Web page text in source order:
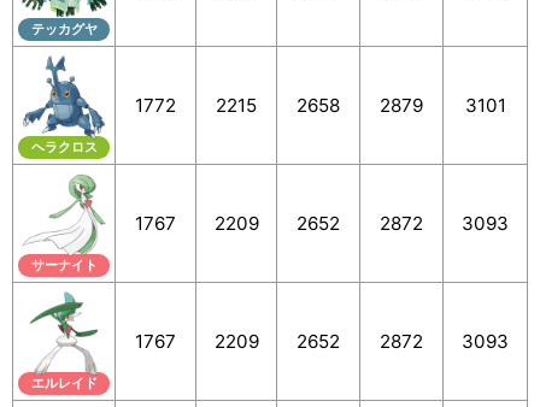
テッカグヤ
ヘラクロス
1772 2215 2658 2879 3101
サーナイト
1767 2209 2652 2872 3093
エルレイド
1767 2209 2652 2872 3093